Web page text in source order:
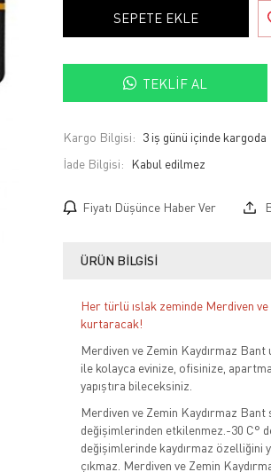
SEPETE EKLE
TEKLIF AL
Kargo Bilgisi: 3 iş günü içinde kargoda
İade Bilgisi:
Fiyatı Düşünce Haber Ver
ÜRÜN BILGISI
Her türlü ıslak zeminde Merdiven ve
kurtaracak!
Merdiven ve Zemin Kaydırmaz
ile kolayca evinize, ofisinize,
yapıştıra bileceksiniz.
Merdiven ve Zemin Kaydırmaz Bant
değişimlerinden etkilenmez.-30 C°
değişimlerinde kaydırmaz özelliğini
çıkmaz. Merdiven ve Zemin